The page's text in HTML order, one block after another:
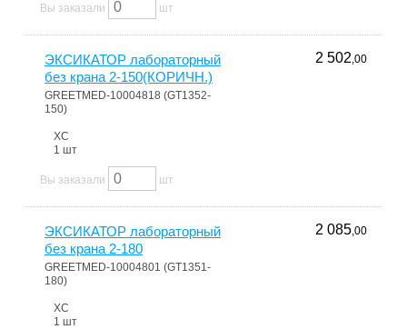
Вы заказали шт
ЭКСИКАТОР лабораторный
без крана 2-150(КОРИЧН.)
GREETMED-10004818 (GT1352-
150)
ХС
1 шт
2 502,00
Вы заказали шт
ЭКСИКАТОР лабораторный
без крана 2-180
GREETMED-10004801 (GT1351-
180)
ХС
1 шт
2 085,00